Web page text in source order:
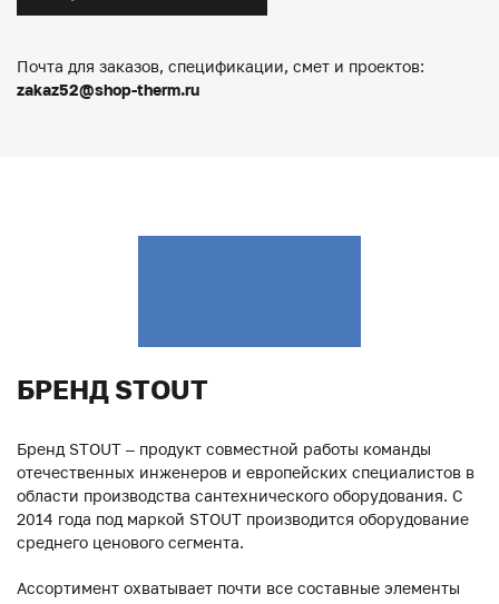
Почта для заказов, спецификации, смет и проектов:
zakaz52@shop-therm.ru
БРЕНД STOUT
Бренд STOUT – продукт совместной работы команды
отечественных инженеров и европейских специалистов в
области производства сантехнического оборудования. С
2014 года под маркой STOUT производится оборудование
среднего ценового сегмента.
Ассортимент охватывает почти все составные элементы